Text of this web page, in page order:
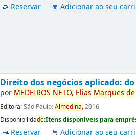
Reservar Adicionar ao seu
Direito dos negócios aplicado:
por MEDEIROS NETO, Elias Marques de
Editora:São Paulo:Almedina,2016
Disponibilidade:Itens disponíveis para
Reservar Adicionar ao seu